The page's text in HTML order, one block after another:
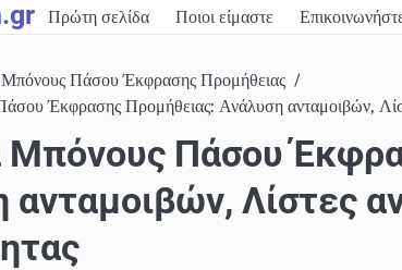
Πρώτη σελίδα Ποιοι είμαστε
Μπόνους Πάσου Έκφρασης Προμήθειας
Έκφρασης Προμήθειας: Ανάλυση ανταμοιβών,
Μπόνους Πάσου
ανταμοιβών, Λίστες